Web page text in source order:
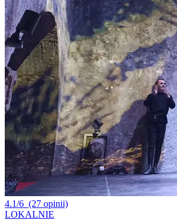
4.1/6 (27 opinii)
LOKALNIE